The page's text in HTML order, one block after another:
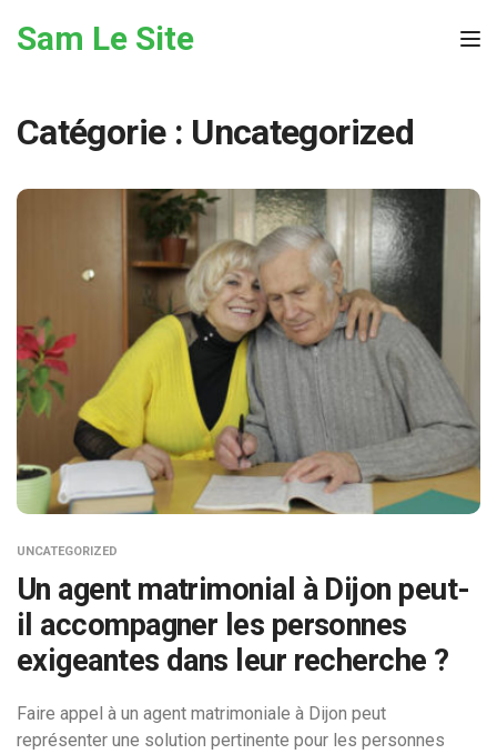
Sam Le Site
Catégorie : Uncategorized
UNCATEGORIZED
Un agent matrimonial à Dijon peut-
il accompagner les personnes
exigeantes dans leur recherche ?
Faire appel à un agent matrimoniale à Dijon peut
représenter une solution pertinente pour les personnes